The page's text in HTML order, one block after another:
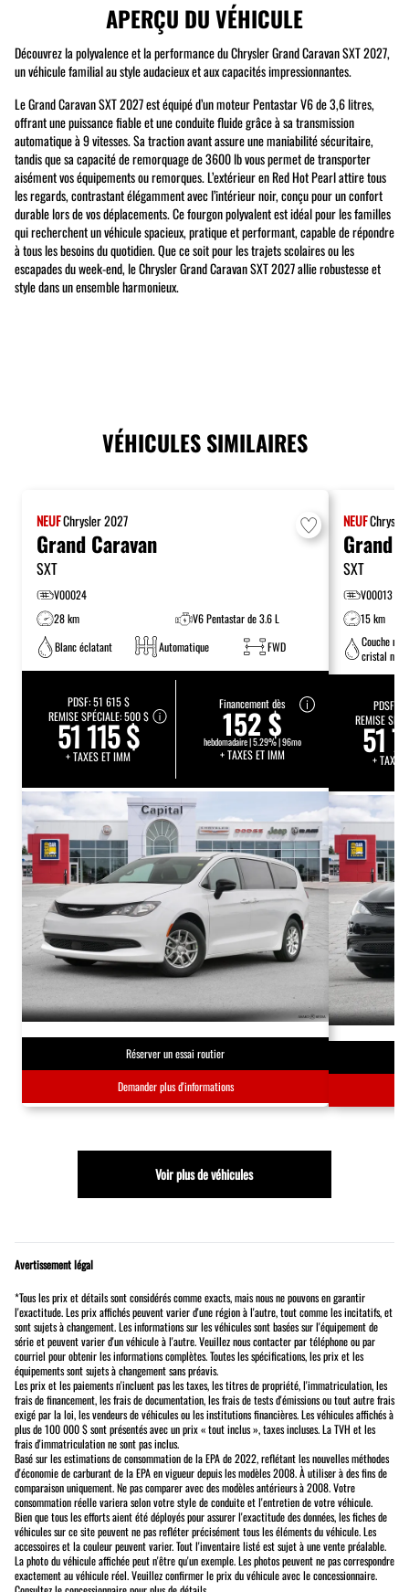
APERÇU DU VÉHICULE
Découvrez la polyvalence et la performance du Chrysler Grand Caravan SXT 2027,
un véhicule familial au style audacieux et aux capacités impressionnantes.
Le Grand Caravan SXT 2027 est équipé d’un moteur Pentastar V6 de 3,6 litres,
offrant une puissance fiable et une conduite fluide grâce à sa transmission
automatique à 9 vitesses. Sa traction avant assure une maniabilité sécuritaire,
tandis que sa capacité de remorquage de 3600 lb vous permet de transporter
aisément vos équipements ou remorques. L’extérieur en Red Hot Pearl attire tous
les regards, contrastant élégamment avec l’intérieur noir, conçu pour un confort
durable lors de vos déplacements. Ce fourgon polyvalent est idéal pour les familles
qui recherchent un véhicule spacieux, pratique et performant, capable de répondre
à tous les besoins du quotidien. Que ce soit pour les trajets scolaires ou les
escapades du week-end, le Chrysler Grand Caravan SXT 2027 allie robustesse et
style dans un ensemble harmonieux.
VÉHICULES SIMILAIRES
NEUFChrysler2027
Grand Caravan
SXT
V00024
28 km
V6 Pentastar de 3.6 L
Blanc éclatant
Automatique FWD
PDSF:51 615 $
REMISE SPÉCIALE:500 $
51 115 $
+ TAXES ET IMM
Financement dès
152 $
hebdomadaire | 5.29% | 96mo
+ TAXES ET IMM
Réserver un essai routier
Demander plus d'informations
NEUF
Grand
SXT
V00013
15 km
Couche
cristal noir
PDSF:
REMISE
51
+
Voir plus de véhicules
Avertissement légal
*Tous les prix et détails sont considérés comme exacts, mais nous ne pouvons en garantir
l'exactitude. Les prix affichés peuvent varier d'une région à l'autre, tout comme les incitatifs, et
sont sujets à changement. Les informations sur les véhicules sont basées sur l'équipement de
série et peuvent varier d'un véhicule à l'autre. Veuillez nous contacter par téléphone ou par
courriel pour obtenir les informations complètes. Toutes les spécifications, les prix et les
équipements sont sujets à changement sans préavis.
Les prix et les paiements n'incluent pas les taxes, les titres de propriété, l'immatriculation, les
frais de financement, les frais de documentation, les frais de tests d'émissions ou tout autre frais
exigé par la loi, les vendeurs de véhicules ou les institutions financières. Les véhicules affichés à
plus de 100 000 $ sont présentés avec un prix « tout inclus », taxes incluses. La TVH et les
frais d'immatriculation ne sont pas inclus.
Basé sur les estimations de consommation de la EPA de 2022, reflétant les nouvelles méthodes
d'économie de carburant de la EPA en vigueur depuis les modèles 2008. À utiliser à des fins de
comparaison uniquement. Ne pas comparer avec des modèles antérieurs à 2008. Votre
consommation réelle variera selon votre style de conduite et l'entretien de votre véhicule.
Bien que tous les efforts aient été déployés pour assurer l'exactitude des données, les fiches de
véhicules sur ce site peuvent ne pas refléter précisément tous les éléments du véhicule. Les
accessoires et la couleur peuvent varier. Tout l'inventaire listé est sujet à une vente préalable.
La photo du véhicule affichée peut n'être qu'un exemple. Les photos peuvent ne pas correspondre
exactement au véhicule réel. Veuillez confirmer le prix du véhicule avec le concessionnaire.